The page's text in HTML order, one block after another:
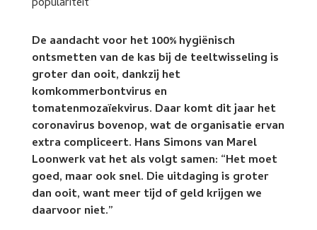
De aandacht voor het 100% hygiënisch
ontsmetten van de kas bij de teeltwisseling is
groter dan ooit, dankzij het
komkommerbontvirus en
tomatenmozaïekvirus. Daar komt dit jaar het
coronavirus bovenop, wat de organisatie ervan
extra compliceert. Hans Simons van Marel
Loonwerk vat het als volgt samen: “Het moet
goed, maar ook snel. Die uitdaging is groter
dan ooit, want meer tijd of geld krijgen we
daarvoor niet.”